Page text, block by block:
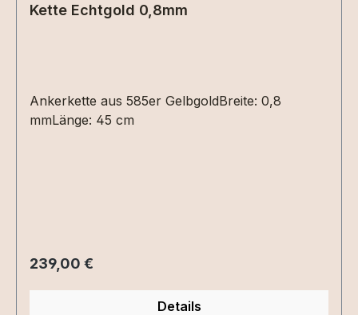
Kette Echtgold 0,8mm
Ankerkette aus 585er GelbgoldBreite: 0,8
mmLänge: 45 cm
Regulärer Preis:
239,00 €
Details